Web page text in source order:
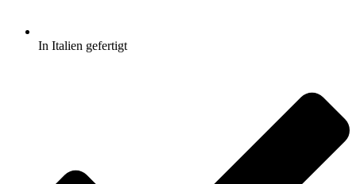
In Italien gefertigt